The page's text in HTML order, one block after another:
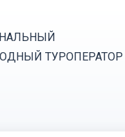
ТУРОПЕРАТОР